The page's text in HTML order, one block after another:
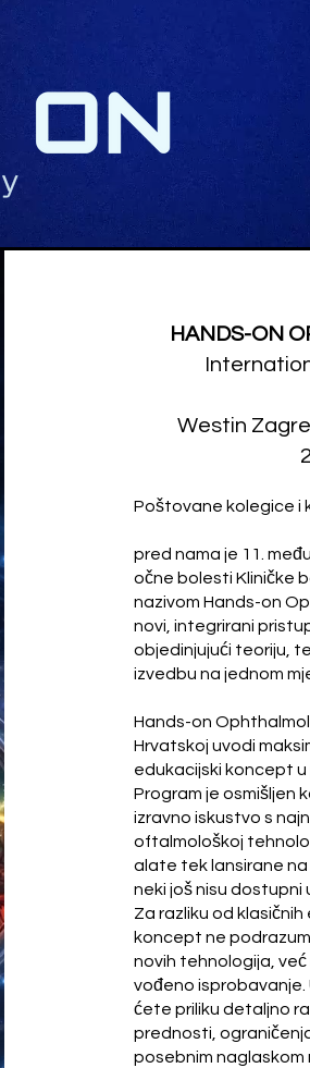
HANDS-ON
Westin
Poštovane kolegice i
pred nama je 11.
očne bolesti Kliničke
nazivom Hands-on
novi, integrirani
objedinjujući teoriju,
izvedbu na jednom
Hands-on
Hrvatskoj uvodi
edukacijski koncept
Program je osmišljen
izravno iskustvo s
oftalmološkoj
alate tek lansirane
neki još nisu dostupni
Za razliku od
koncept ne
novih tehnologija,
vođeno
ćete priliku detaljno
prednosti,
posebnim naglaskom